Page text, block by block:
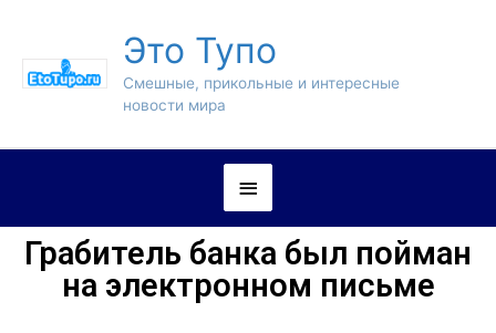
Это Тупо
Смешные, прикольные и интересные
новости мира
Грабитель банка был пойман
на электронном письме